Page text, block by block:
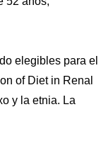
elegibles para el
of Diet in Renal
y la etnia. La